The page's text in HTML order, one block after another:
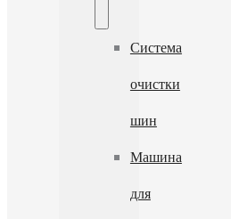
Система
очистки
шин
Машина
для